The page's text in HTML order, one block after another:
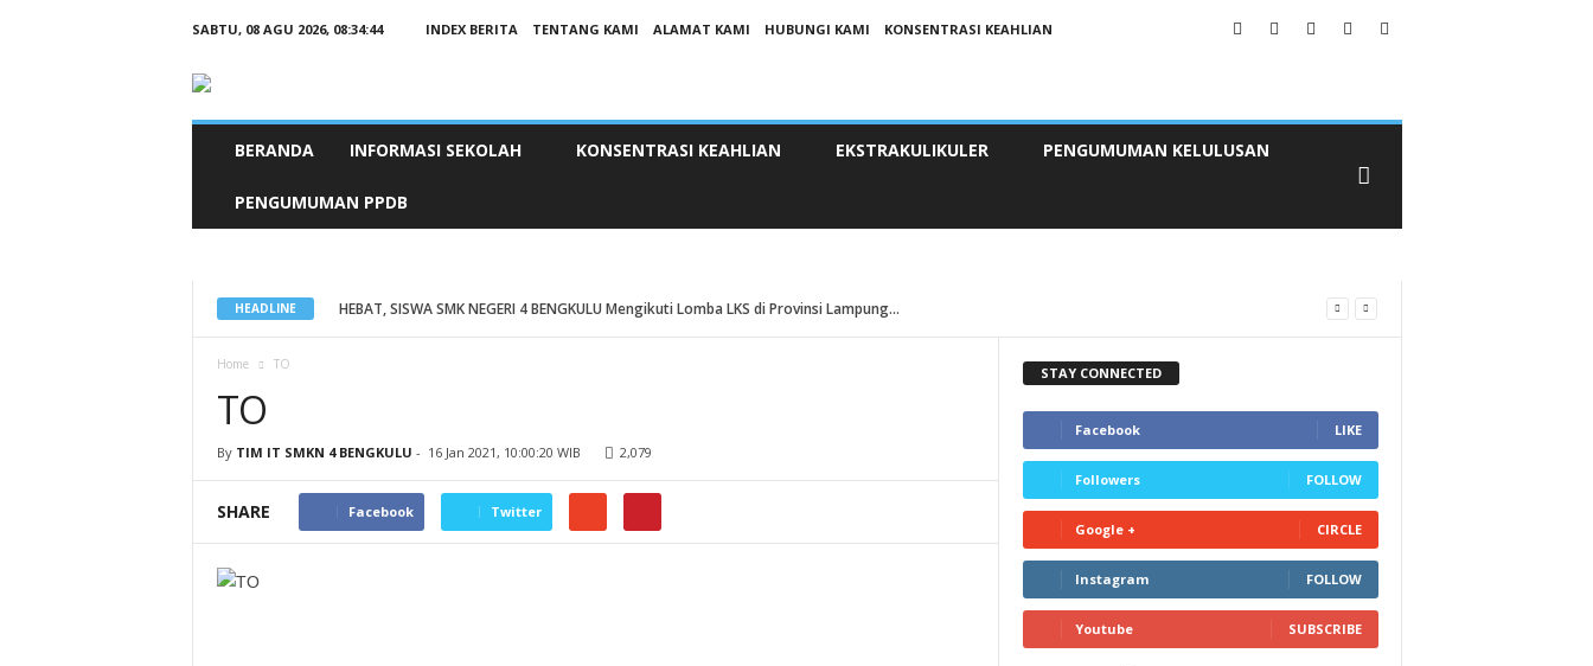
SABTU, 08 AGU 2026, 08:34:45 INDEX BERITA TENTANG KAMI ALAMAT KAMI HUBUNGI KAMI KONSENTRASI KEAHLIAN
BERANDA INFORMASI SEKOLAH KONSENTRASI KEAHLIAN EKSTRAKULIKULER PENGUMUMAN KELULUSAN
PENGUMUMAN PPDB
HEADLINE HEBAT, SISWA SMK NEGERI 4 BENGKULU Mengikuti Lomba LKS di Provinsi Lampung...
Home TO
TO
By TIM IT SMKN 4 BENGKULU - 16 Jan 2021, 10:00:20 WIB 2,079
SHARE Facebook Twitter
STAY CONNECTED
Facebook LIKE
Followers FOLLOW
Google + CIRCLE
Instagram FOLLOW
Youtube SUBSCRIBE